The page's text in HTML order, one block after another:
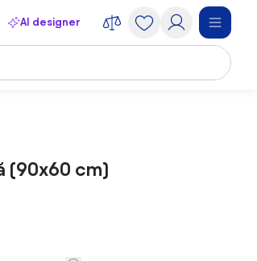
AI designer
(90x60 cm)